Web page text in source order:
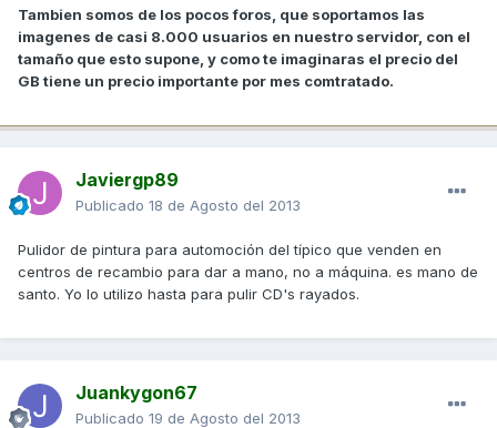
Tambien somos de los pocos foros, que soportamos las
imagenes de casi 8.000 usuarios en nuestro servidor, con el
tamaño que esto supone, y como te imaginaras el precio del
GB tiene un precio importante por mes comtratado.
Javiergp89
Publicado 18 de Agosto del 2013
Pulidor de pintura para automoción del típico que venden en
centros de recambio para dar a mano, no a máquina. es mano de
santo. Yo lo utilizo hasta para pulir CD's rayados.
Juankygon67
Publicado 19 de Agosto del 2013